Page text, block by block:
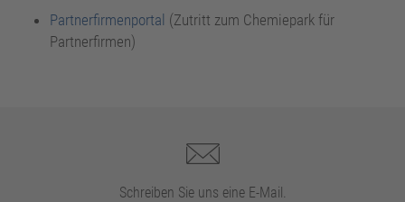
StandortbetreiberPartnerfirmenportal (Zutritt zum Chemiepark für
Partnerfirmen)
Schreiben Sie uns eine E-Mail.